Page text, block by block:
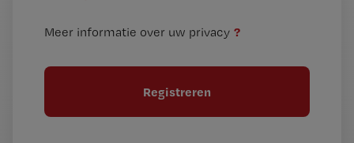
tt
l
Meer informatie over uw privacy ?